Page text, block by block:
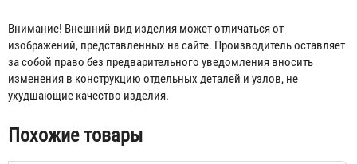
Внимание! Внешний вид изделия может отличаться от
изображений, представленных на сайте. Производитель оставляет
за собой право без предварительного уведомления вносить
изменения в конструкцию отдельных деталей и узлов, не
ухудшающие качество изделия.
Похожие товары
Сетка всасывающая СВ-50 сталь
520 ₽